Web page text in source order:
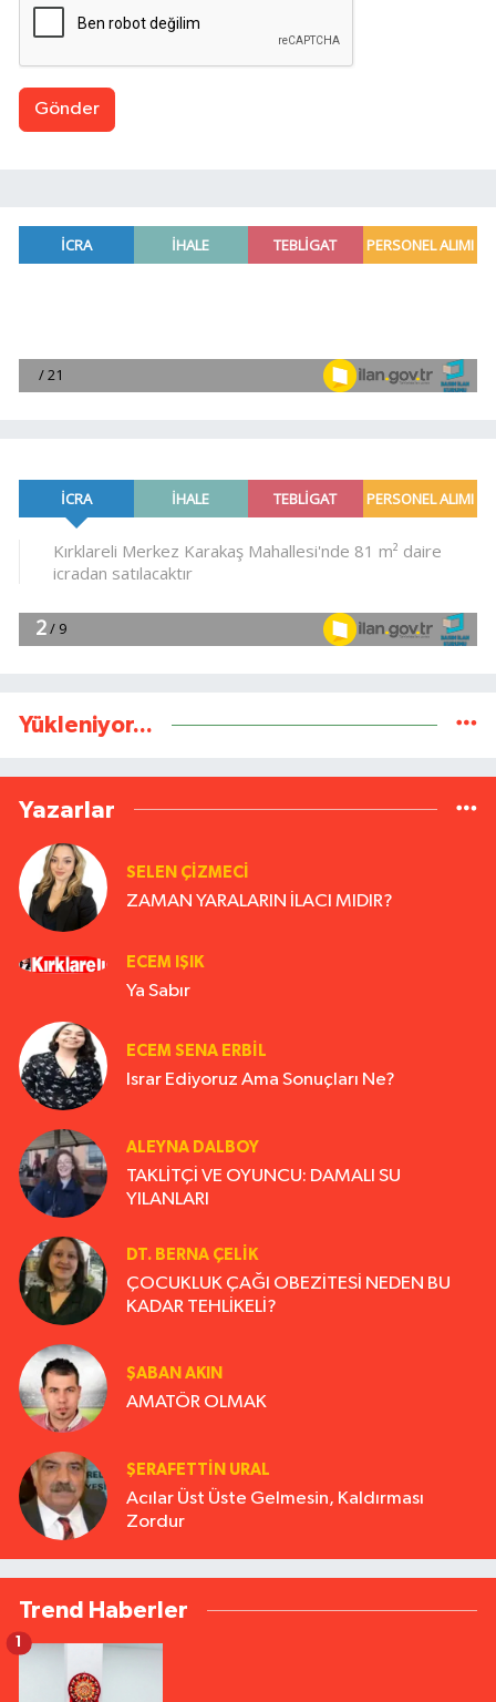
Gönder
Yükleniyor...
Yazarlar
SELEN ÇİZMECİ
ZAMAN YARALARIN İLACI MIDIR?
ECEM IŞIK
Ya Sabır
ECEM SENA ERBIL
Israr Ediyoruz Ama Sonuçları Ne?
ALEYNA DALBOY
TAKLİTÇİ VE OYUNCU: DAMALI SU
YILANLARI
DT. BERNA ÇELIK
ÇOCUKLUK ÇAĞI OBEZİTESİ NEDEN BU
KADAR TEHLİKELİ?
ŞABAN AKIN
AMATÖR OLMAK
ŞERAFETTIN URAL
Acılar Üst Üste Gelmesin, Kaldırması
Zordur
Trend Haberler
1